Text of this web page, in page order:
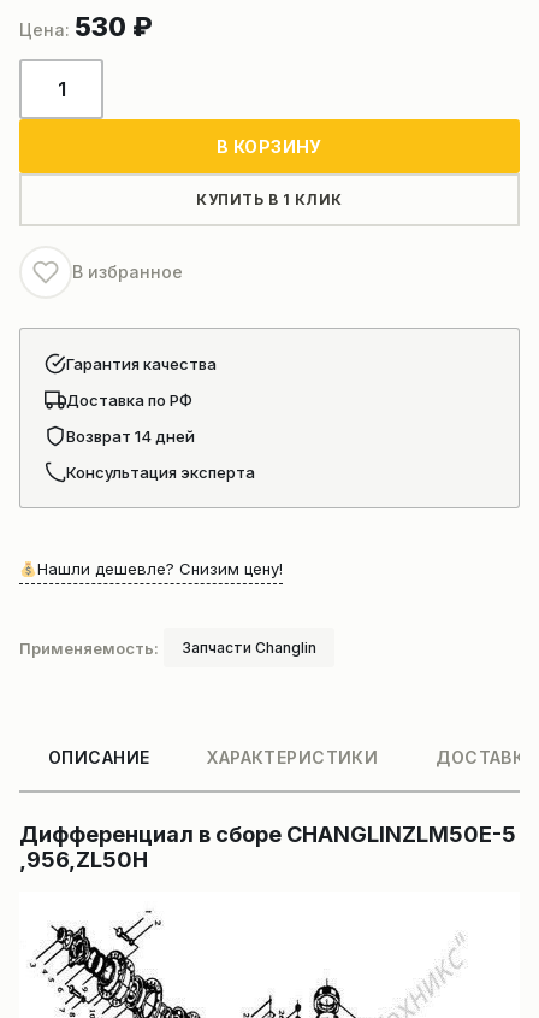
530 ₽
товара
CHANGLIN
ZLM50E-
5,956,ZL50H
В КОРЗИНУ
КУПИТЬ В 1 КЛИК
В избранное
Гарантия качества
Доставка по РФ
Возврат 14 дней
Консультация эксперта
Нашли дешевле? Снизим цену!
Применяемость: Запчасти Changlin
ОПИСАНИЕ ХАРАКТЕРИСТИКИ
Дифференциал в сборе CHANGLINZLM50E-5
,956,ZL50H